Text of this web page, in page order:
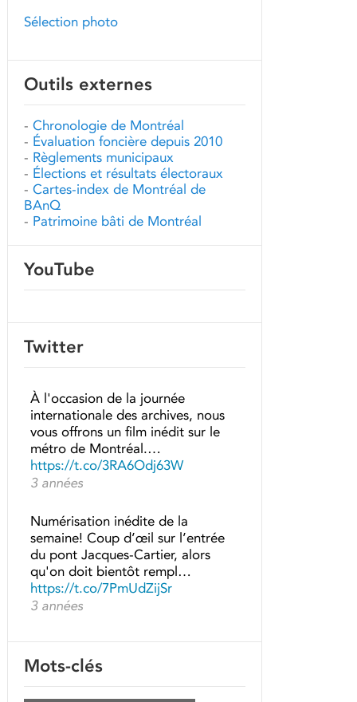
Sélection photo
Outils externes
- Chronologie de Montréal
- Évaluation foncière depuis 2010
- Règlements municipaux
- Élections et résultats électoraux
- Cartes-index de Montréal de
BAnQ
- Patrimoine bâti de Montréal
YouTube
Twitter
À l'occasion de la journée
internationale des archives, nous
vous offrons un film inédit sur le
métro de Montréal.…
https://t.co/3RA6Odj63W
3 années
Numérisation inédite de la
semaine! Coup d’œil sur l’entrée
du pont Jacques-Cartier, alors
qu'on doit bientôt rempl…
https://t.co/7PmUdZijSr
3 années
Mots-clés